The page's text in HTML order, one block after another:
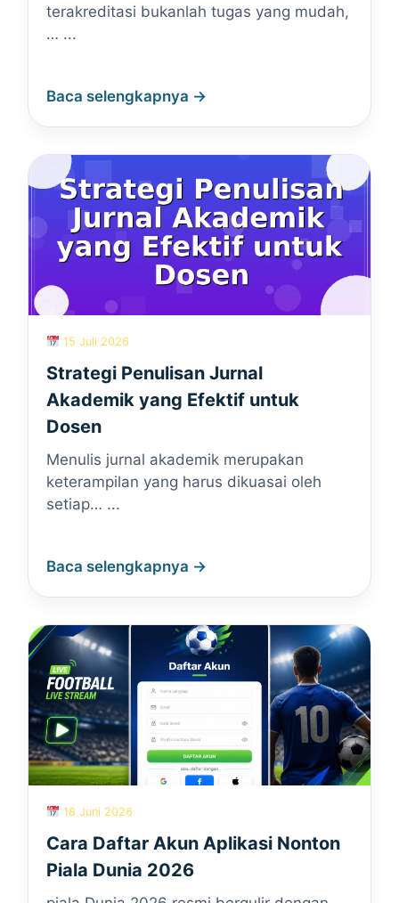
terakreditasi bukanlah tugas yang mudah,
… ...
Baca selengkapnya →
15 Juli 2026
Strategi Penulisan Jurnal
Akademik yang Efektif untuk
Dosen
Menulis jurnal akademik merupakan
keterampilan yang harus dikuasai oleh
setiap… ...
Baca selengkapnya →
18 Juni 2026
Cara Daftar Akun Aplikasi Nonton
Piala Dunia 2026